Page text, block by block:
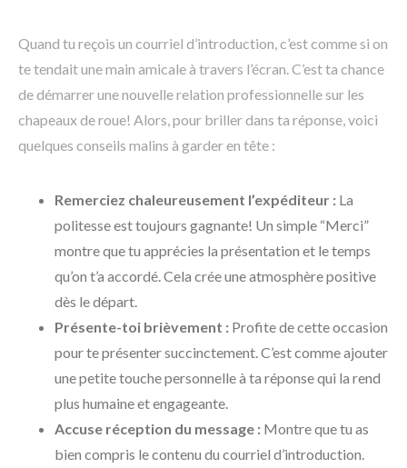
Quand tu reçois un courriel d’introduction, c’est comme si on
te tendait une main amicale à travers l’écran. C’est ta chance
de démarrer une nouvelle relation professionnelle sur les
chapeaux de roue! Alors, pour briller dans ta réponse, voici
quelques conseils malins à garder en tête :
Remerciez chaleureusement l’expéditeur : La
politesse est toujours gagnante! Un simple “Merci”
montre que tu apprécies la présentation et le temps
qu’on t’a accordé. Cela crée une atmosphère positive
dès le départ.
Présente-toi brièvement : Profite de cette occasion
pour te présenter succinctement. C’est comme ajouter
une petite touche personnelle à ta réponse qui la rend
plus humaine et engageante.
Accuse réception du message : Montre que tu as
bien compris le contenu du courriel d’introduction.